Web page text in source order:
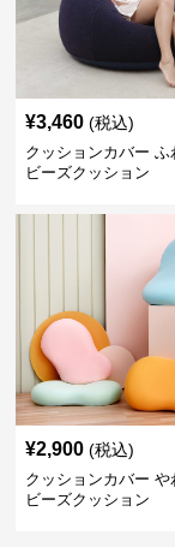
¥3,460 (税込)
クッションカバー ふ
ビーズクッション
¥2,900 (税込)
クッションカバー や
ビーズクッション